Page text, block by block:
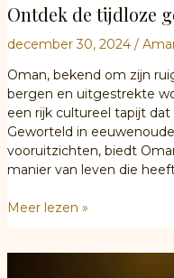
Ontdek de tijdloze
december 30, 2024 /
Oman, bekend om zijn
bergen en uitgestrekte
een rijk cultureel tapijt
Geworteld in
vooruitzichten, biedt
manier van leven die
Traditionele
Meer lezen »